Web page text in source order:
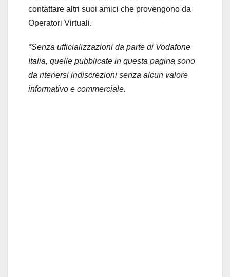
contattare altri suoi amici che provengono da
Operatori Virtuali.
*Senza ufficializzazioni da parte di Vodafone
Italia, quelle pubblicate in questa pagina sono
da ritenersi indiscrezioni senza alcun valore
informativo e commerciale.